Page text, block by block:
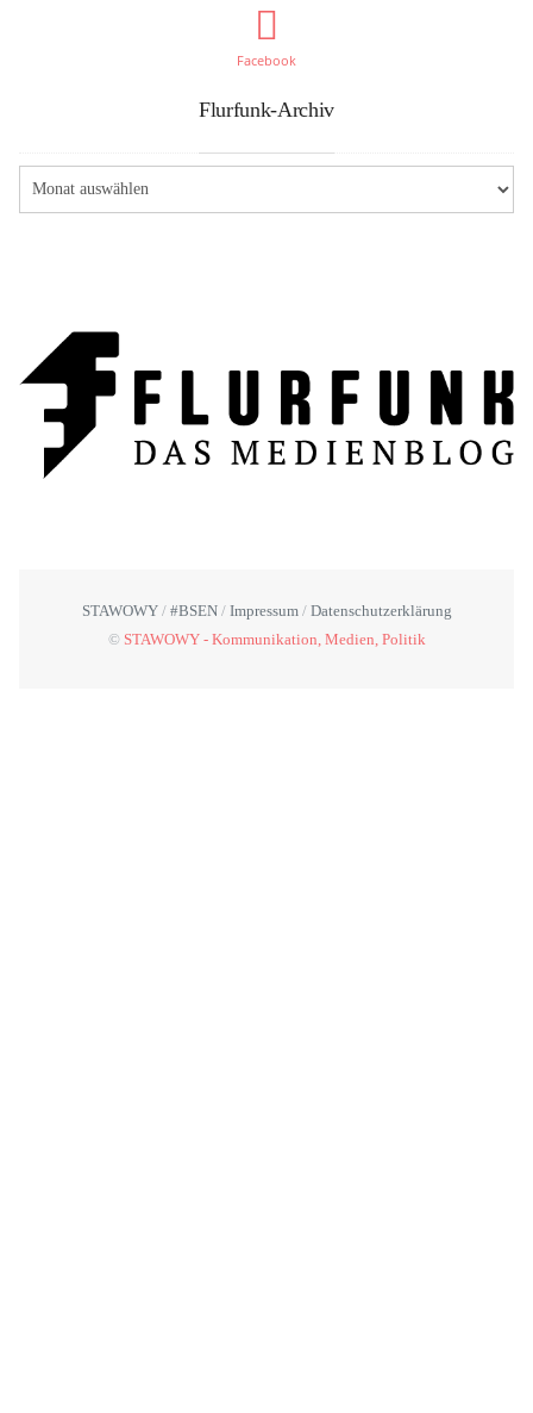
Facebook
Flurfunk-Archiv
STAWOWY #BSEN Impressum
Datenschutzerklärung
© STAWOWY - Kommunikation, Medien, Politik